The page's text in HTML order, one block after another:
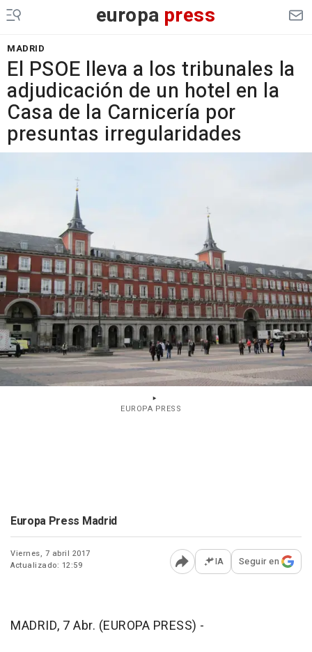
europa press
MADRID
El PSOE lleva a los tribunales la
adjudicación de un hotel en la
Casa de la Carnicería por
presuntas irregularidades
EUROPA PRESS
Europa Press Madrid
Viernes, 7 abril 2017
Actualizado: 12:59
Abrir opciones para
IA Seguir en
MADRID, 7 Abr. (EUROPA PRESS) -